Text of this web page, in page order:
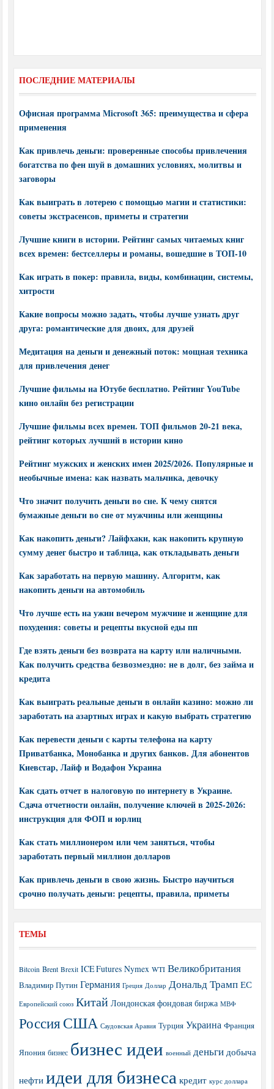
ПОСЛЕДНИЕ МАТЕРИАЛЫ
Офисная программа Microsoft 365: преимущества и сфера
применения
Как привлечь деньги: проверенные способы привлечения
богатства по фен шуй в домашних условиях, молитвы и
заговоры
Как выиграть в лотерею с помощью магии и статистики:
советы экстрасенсов, приметы и стратегии
Лучшие книги в истории. Рейтинг самых читаемых книг
всех времен: бестселлеры и романы, вошедшие в ТОП-10
Как играть в покер: правила, виды, комбинации, системы,
хитрости
Какие вопросы можно задать, чтобы лучше узнать друг
друга: романтические для двоих, для друзей
Медитация на деньги и денежный поток: мощная техника
для привлечения денег
Лучшие фильмы на Ютубе бесплатно. Рейтинг YouTube
кино онлайн без регистрации
Лучшие фильмы всех времен. ТОП фильмов 20-21 века,
рейтинг которых лучший в истории кино
Рейтинг мужских и женских имен 2025/2026. Популярные и
необычные имена: как назвать мальчика, девочку
Что значит получить деньги во сне. К чему снятся
бумажные деньги во сне от мужчины или женщины
Как накопить деньги? Лайфхаки, как накопить крупную
сумму денег быстро и таблица, как откладывать деньги
Как заработать на первую машину. Алгоритм, как
накопить деньги на автомобиль
Что лучше есть на ужин вечером мужчине и женщине для
похудения: советы и рецепты вкусной еды пп
Где взять деньги без возврата на карту или наличными.
Как получить средства безвозмездно: не в долг, без займа и
кредита
Как выиграть реальные деньги в онлайн казино: можно ли
заработать на азартных играх и какую выбрать стратегию
Как перевести деньги с карты телефона на карту
Приватбанка, Монобанка и других банков. Для абонентов
Киевстар, Лайф и Водафон Украина
Как сдать отчет в налоговую по интернету в Украине.
Сдача отчетности онлайн, получение ключей в 2025-2026:
инструкция для ФОП и юрлиц
Как стать миллионером или чем заняться, чтобы
заработать первый миллион долларов
Как привлечь деньги в свою жизнь. Быстро научиться
срочно получать деньги: рецепты, правила, приметы
ТЕМЫ
Bitcoin Brent Brexit ICE Futures Nymex WTI Великобритания
Владимир Путин Германия Греция Доллар Дональд Трамп ЕС
Европейский союз Китай Лондонская фондовая биржа МВФ
РоссияСША Саудовская Аравия Турция Украина Франция
Япония бизнес бизнес идеи военный деньги добыча
нефти идеи для бизнеса кредит курс доллара